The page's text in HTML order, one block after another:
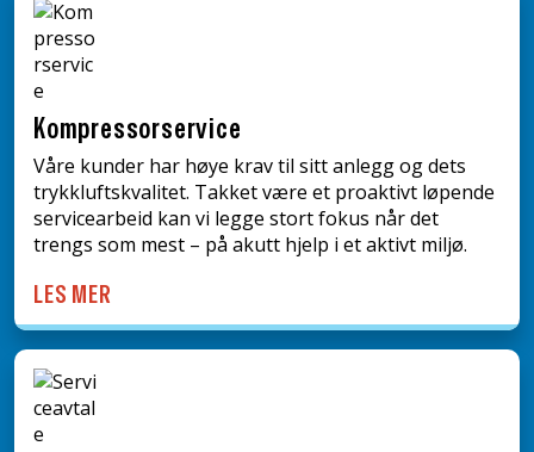
Kompressorservice
Våre kunder har høye krav til sitt anlegg og dets
trykkluftskvalitet. Takket være et proaktivt løpende
servicearbeid kan vi legge stort fokus når det
trengs som mest – på akutt hjelp i et aktivt miljø.
LES MER